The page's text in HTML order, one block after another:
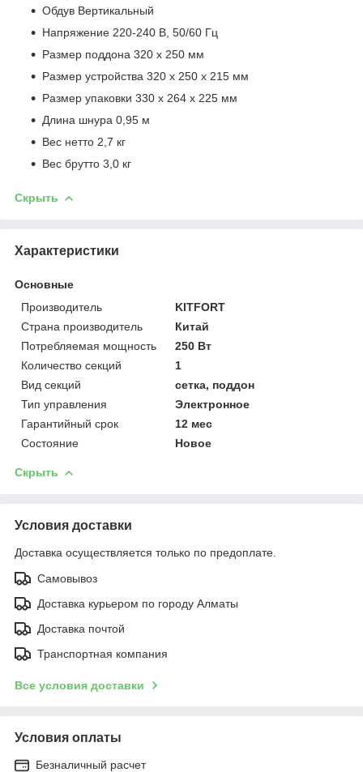
Обдув Вертикальный
Напряжение 220-240 В, 50/60 Гц
Размер поддона 320 х 250 мм
Размер устройства 320 х 250 x 215 мм
Размер упаковки 330 х 264 х 225 мм
Длина шнура 0,95 м
Вес нетто 2,7 кг
Вес брутто 3,0 кг
Скрыть
Характеристики
Основные
Производитель
KITFORT
Страна производитель
Китай
Потребляемая мощность
250 Вт
Количество секций
1
Вид секций
сетка, поддон
Тип управления
Электронное
Гарантийный срок
12 мес
Состояние
Новое
Скрыть
Условия доставки
Доставка осуществляется только по предоплате.
Самовывоз
Доставка курьером по городу Алматы
Доставка почтой
Транспортная компания
Все условия доставки
Условия оплаты
Безналичный расчет